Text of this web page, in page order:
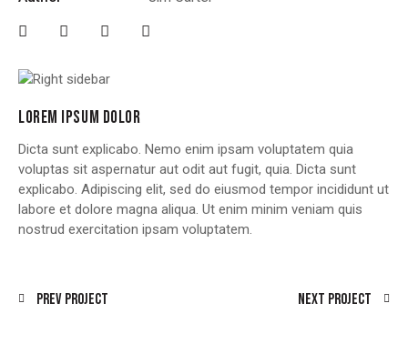
LOREM IPSUM DOLOR
Dicta sunt explicabo. Nemo enim ipsam voluptatem quia
voluptas sit aspernatur aut odit aut fugit, quia. Dicta sunt
explicabo. Adipiscing elit, sed do eiusmod tempor incididunt ut
labore et dolore magna aliqua. Ut enim minim veniam quis
nostrud exercitation ipsam voluptatem.
Prev Project Next Project